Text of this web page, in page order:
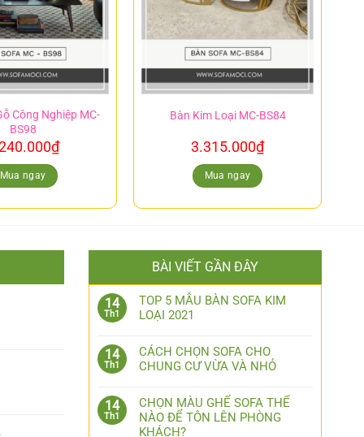
Công Nghiệp MC-
BS98
₫
Mua ngay
Bàn Kim Loại MC-BS84
3.315.000₫
Mua ngay
BÀI VIẾT GẦN ĐÂY
14
Th1
TOP 5 MẪU BÀN SOFA KIM
LOẠI 2021
14
Th1
CÁCH CHỌN SOFA CHO
CHUNG CƯ VỪA VÀ NHỎ
14
Th1
CHỌN MÀU GHẾ SOFA THẾ
NÀO ĐỂ TÔN LÊN PHÒNG
KHÁCH?